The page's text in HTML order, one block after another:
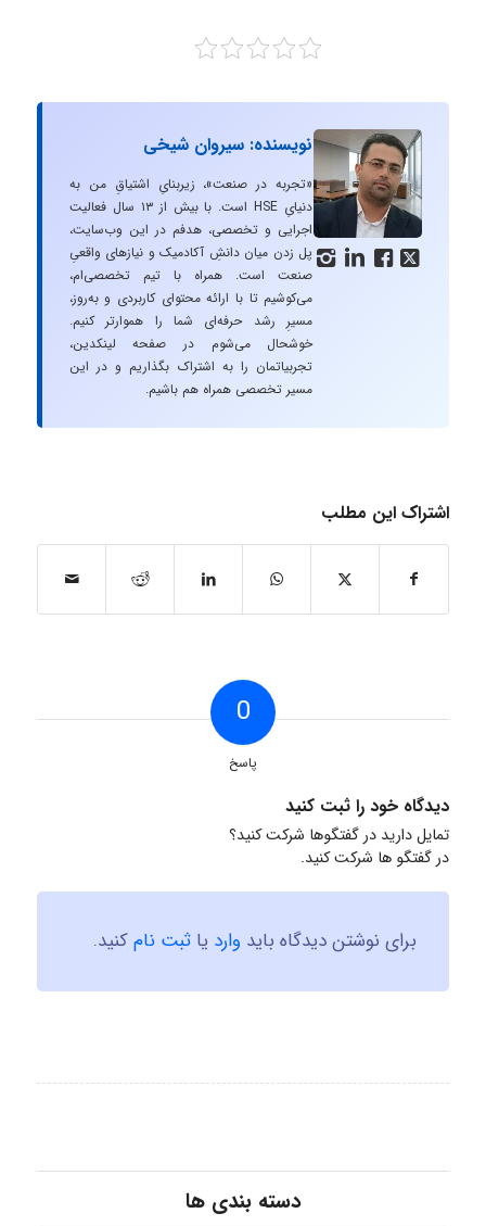
   
نویسنده: سیروان شیخی
«تجربه در صنعت»، زیربنایِ اشتیاقِ من به
دنیایِ HSE است. با بیش از ۱۳ سال فعالیت
اجرایی و تخصصی، هدفم در این وب‌سایت،
پل زدن میان دانشِ آکادمیک و نیازهای واقعیِ
صنعت است. همراه با تیم تخصصی‌ام،
می‌کوشیم تا با ارائه محتوای کاربردی و به‌روز،
مسیرِ رشد حرفه‌ای شما را هموارتر کنیم.
خوشحال می‌شوم در صفحه لینکدین،
تجربیاتمان را به اشتراک بگذاریم و در این
مسیر تخصصی همراه هم باشیم.
اشتراک این مطلب
0
پاسخ
دیدگاه خود را ثبت کنید
تمایل دارید در گفتگوها شرکت کنید؟
در گفتگو ها شرکت کنید.
برای نوشتن دیدگاه باید وارد یا ثبت نامکنید.
دسته بندی ها